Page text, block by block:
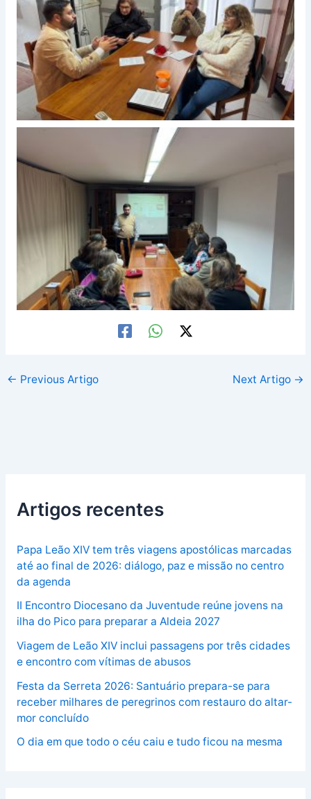
← Previous Artigo Next Artigo →
Artigos recentes
Papa Leão XIV tem três viagens apostólicas marcadas
até ao final de 2026: diálogo, paz e missão no centro
da agenda
II Encontro Diocesano da Juventude reúne jovens na
ilha do Pico para preparar a Aldeia 2027
Viagem de Leão XIV inclui passagens por três cidades
e encontro com vítimas de abusos
Festa da Serreta 2026: Santuário prepara-se para
receber milhares de peregrinos com restauro do altar-
mor concluído
O dia em que todo o céu caiu e tudo ficou na mesma